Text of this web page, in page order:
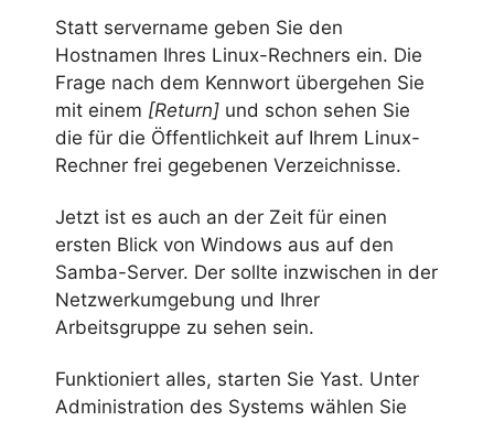
Statt servername geben Sie den
Hostnamen Ihres Linux-Rechners ein. Die
Frage nach dem Kennwort übergehen Sie
mit einem [Return] und schon sehen Sie
die für die Öffentlichkeit auf Ihrem Linux-
Rechner frei gegebenen Verzeichnisse.
Jetzt ist es auch an der Zeit für einen
ersten Blick von Windows aus auf den
Samba-Server. Der sollte inzwischen in der
Netzwerkumgebung und Ihrer
Arbeitsgruppe zu sehen sein.
Funktioniert alles, starten Sie Yast. Unter
Administration des Systems wählen Sie